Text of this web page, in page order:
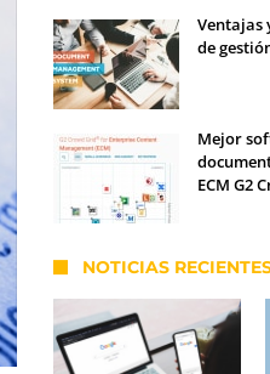
Ventajas
de
Mejor
ECM G2
NOTICIAS